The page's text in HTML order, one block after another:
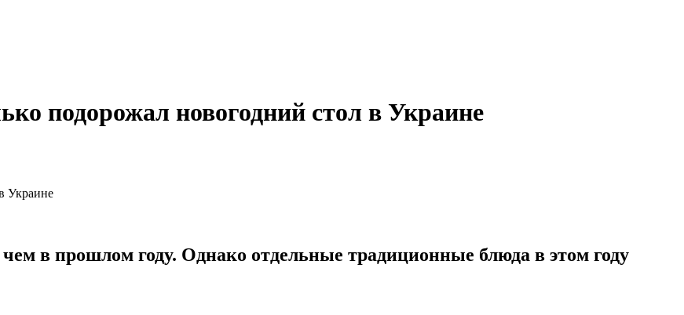
подорожал новогодний стол в Украине
в прошлом году. Однако отдельные традиционные блюда в этом году